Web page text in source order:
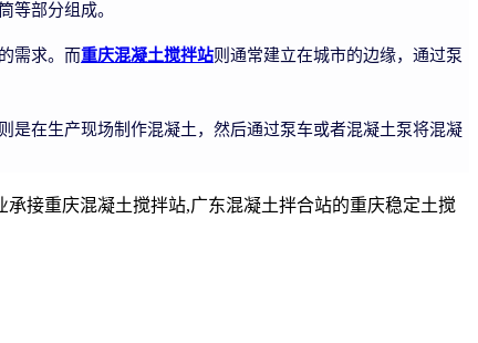
等部分组成。
需求。而重庆混凝土搅拌站则通常建立在城市的边缘，通过泵
是在生产现场制作混凝土，然后通过泵车或者混凝土泵将混凝
接重庆混凝土搅拌站,广东混凝土拌合站的重庆稳定土搅